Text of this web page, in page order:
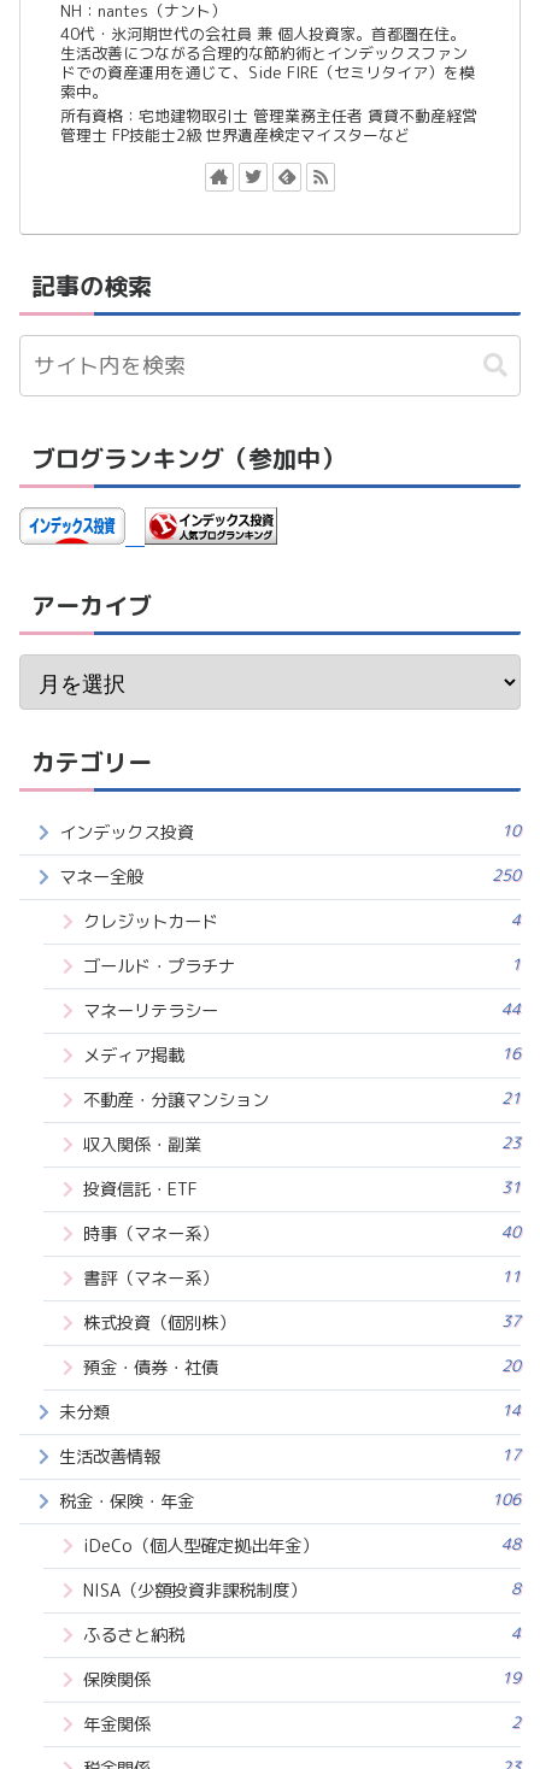
NH：nantes（ナント）
40代・氷河期世代の会社員 兼 個人投資家。首都圏在住。
生活改善につながる合理的な節約術とインデックスファン
ドでの資産運用を通じて、Side FIRE（セミリタイア）を模
索中。
所有資格：宅地建物取引士 管理業務主任者 賃貸不動産経営
管理士 FP技能士2級 世界遺産検定マイスターなど
記事の検索
ブログランキング（参加中）
アーカイブ
カテゴリー
インデックス投資 10
マネー全般 250
クレジットカード 4
ゴールド・プラチナ 1
マネーリテラシー 44
メディア掲載 16
不動産・分譲マンション 21
収入関係・副業 23
投資信託・ETF 31
時事（マネー系） 40
書評（マネー系） 11
株式投資（個別株） 37
預金・債券・社債 20
未分類 14
生活改善情報 17
税金・保険・年金 106
iDeCo（個人型確定拠出年金） 48
NISA（少額投資非課税制度） 8
ふるさと納税 4
保険関係 19
年金関係 2